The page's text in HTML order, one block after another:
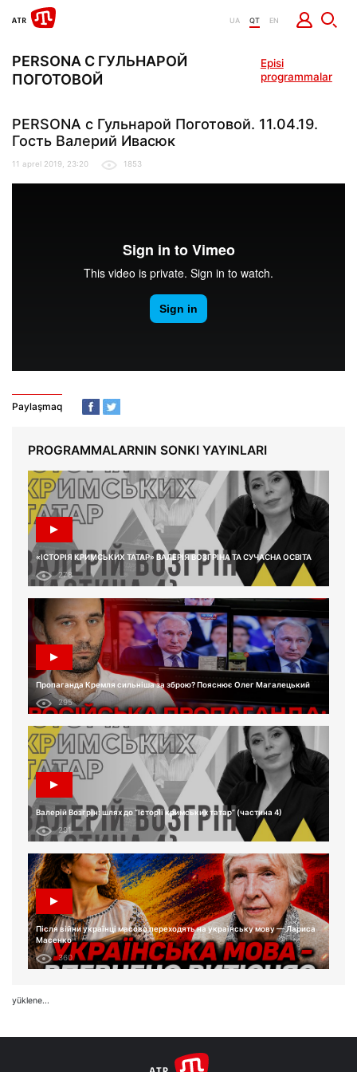
UA QT EN
PERSONA С ГУЛЬНАРОЙ
ПОГОТОВОЙ
Episi
programmalar
PERSONA с Гульнарой Поготовой. 11.04.19.
Гость Валерий Ивасюк
11 aprel 2019, 23:20 1853
Paylaşmaq
PROGRAMMALARNIN SONKI YAYINLARI
«ІСТОРІЯ КРИМСЬКИХ ТАТАР» ВАЛЕРІЯ ВОЗГРІНА ТА СУЧАСНА ОСВІТА
278
Пропаганда Кремля сильніша за зброю? Пояснює Олег Магалецький
295
Валерій Возгрін: шлях до “Історії кримських татар” (частина 4)
291
Після війни українці масово переходять на українську мову — Лариса
Масенко
360
yüklene...